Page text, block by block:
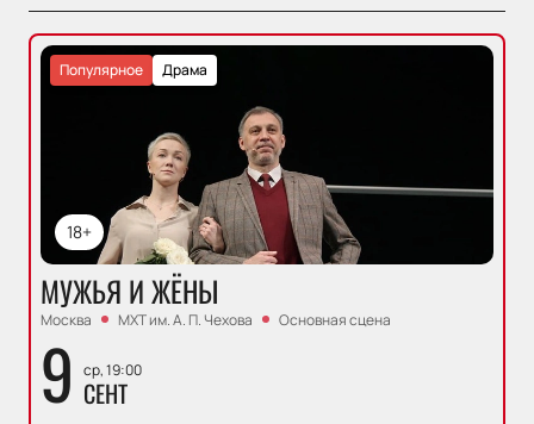
18+
Драма
Популярное
МУЖЬЯ И ЖЁНЫ
Москва МХТ им. А. П. Чехова Основная сцена
9 ср, 19:00
СЕНТ